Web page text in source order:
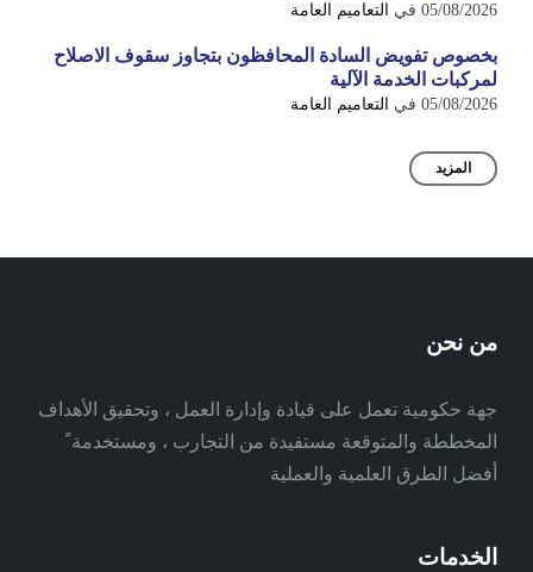
05/08/2026 في التعاميم العامة
بخصوص تفويض السادة المحافظون بتجاوز سقوف الاصلاح
لمركبات الخدمة الآلية
05/08/2026 في التعاميم العامة
المزيد
من نحن
جهة حكومية تعمل على قيادة وإدارة العمل ، وتحقيق الأهداف
المخططة والمتوقعة مستفيدة من التجارب ، ومستخدمة ً
أفضل الطرق العلمية والعملية
الخدمات